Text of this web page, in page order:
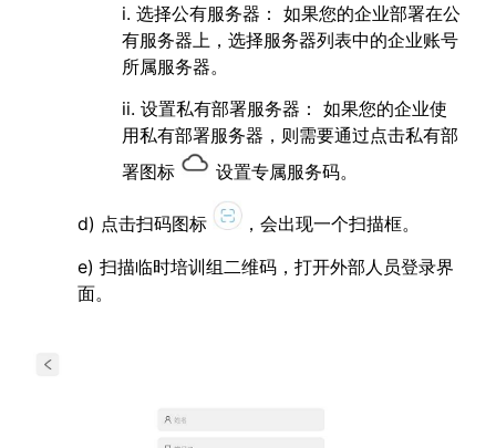
i. 选择公有服务器： 如果您的企业部署在公
有服务器上，选择服务器列表中的企业账号
所属服务器。
ii. 设置私有部署服务器： 如果您的企业使
用私有部署服务器，则需要通过点击私有部
署图标
设置专属服务码。
d) 点击扫码图标
，会出现一个扫描框。
e) 扫描临时培训组二维码，打开外部人员登录界
面。